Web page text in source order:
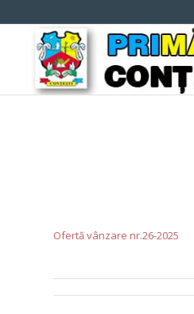
Ofertă vânzare nr.26-2025